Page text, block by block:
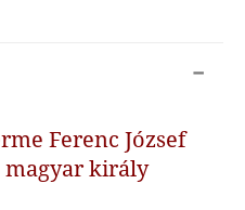
Ferenc József
magyar király